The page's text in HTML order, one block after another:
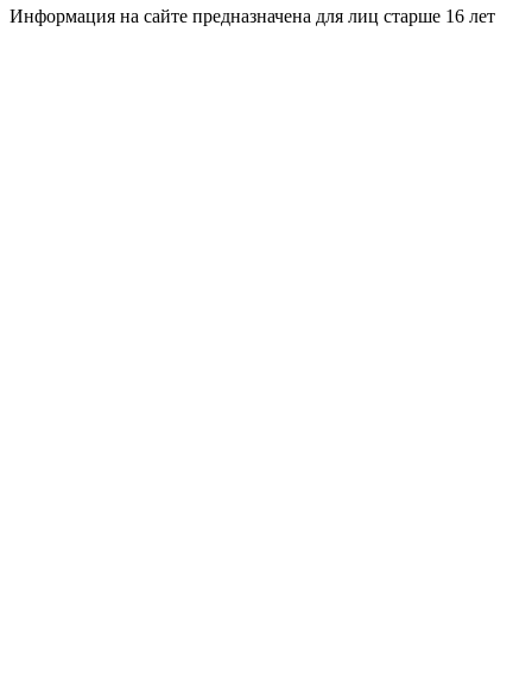
Информация на сайте предназначена для лиц старше 16 лет